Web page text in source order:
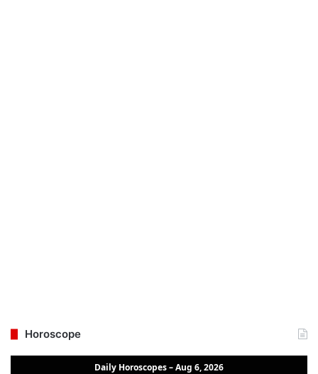
Horoscope